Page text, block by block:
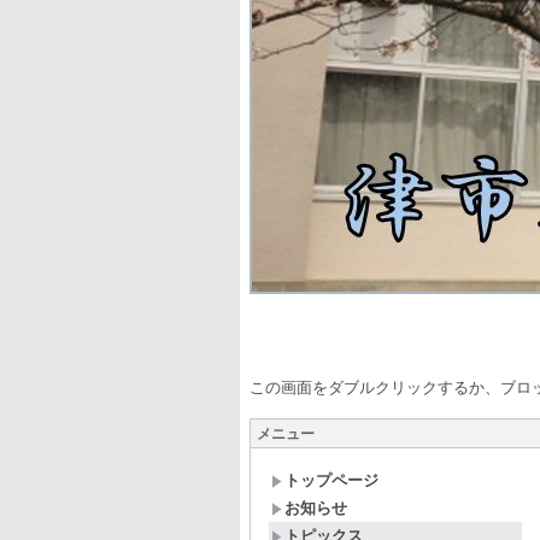
この画面をダブルクリックするか、ブ
メニュー
トップページ
お知らせ
トピックス